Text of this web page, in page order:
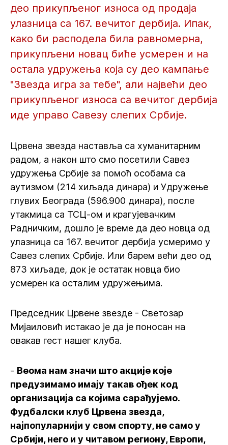
део прикупљеног износа од продаја
улазница са 167. вечитог дербија. Ипак,
како би расподела била равномерна,
прикупљени новац биће усмерен и на
остала удружења која су део кампање
"Звезда игра за тебе", али највећи део
прикупљеног износа са вечитог дербија
иде управо Савезу слепих Србије.
Црвена звезда наставља са хуманитарним
радом, а након што смо посетили Савез
удружења Србије за помоћ особама са
аутизмом (214 хиљада динара) и Удружење
глувих Београда (596.900 динара), после
утакмица са ТСЦ-ом и крагујевачким
Радничким, дошло је време да део новца од
улазница са 167. вечитог дербија усмеримо у
Савез слепих Србије. Или барем већи део од
873 хиљаде, док је остатак новца био
усмерен ка осталим удружењима.
Председник Црвене звезде - Светозар
Мијаиловић истакао је да је поносан на
овакав гест нашег клуба.
- Веома нам значи што акције које
предузимамо имају такав ођек код
организација са којима сарађујемо.
Фудбалски клуб Црвена звезда,
најпопуларнији у свом спорту, не само у
Србији, него и у читавом региону, Европи,